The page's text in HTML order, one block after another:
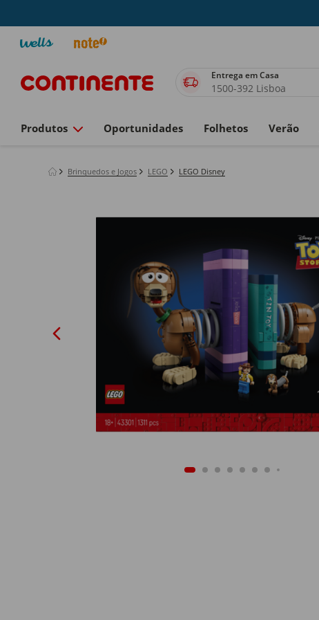
Entrega em Casa
1500-392 Lisboa
Produtos Oportunidades Folhetos Verão
Brinquedos e Jogos LEGO LEGO Disney